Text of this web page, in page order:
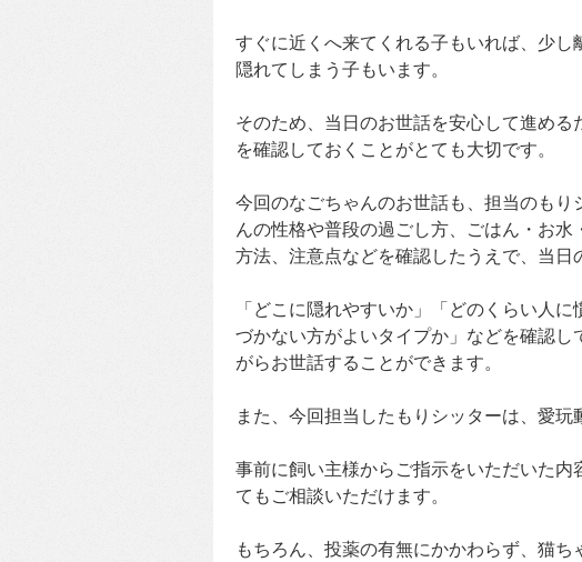
すぐに近くへ来てくれる子もいれば、少
隠れてしまう子もいます。
そのため、当日のお世話を安心して進め
を確認しておくことがとても大切です。
今回のなごちゃんのお世話も、担当のも
んの性格や普段の過ごし方、ごはん・お
方法、注意点などを確認したうえで、当日
「どこに隠れやすいか」「どのくらい人
づかない方がよいタイプか」などを確認
がらお世話することができます。
また、今回担当したもりシッターは、愛玩
事前に飼い主様からご指示をいただいた
てもご相談いただけます。
もちろん、投薬の有無にかかわらず、猫